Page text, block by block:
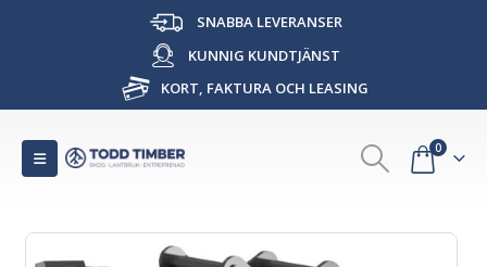
SNABBA LEVERANSER
KUNNIG KUNDTJÄNST
KORT, FAKTURA OCH LEASING
0